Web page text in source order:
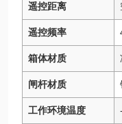
遥控距离
遥控频率
箱体材质
闸杆材质
工作环境温度